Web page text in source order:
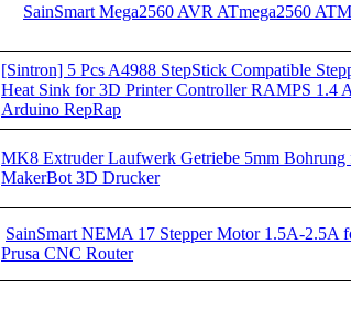
SainSmart Mega2560 AVR ATmega2560
[Sintron] 5 Pcs A4988 StepStick Compatible
Heat Sink for 3D Printer Controller RAMPS 1.4
Arduino RepRap
MK8 Extruder Laufwerk Getriebe 5mm Bohrung
MakerBot 3D Drucker
SainSmart NEMA 17 Stepper Motor 1.5A-2.5A
Prusa CNC Router